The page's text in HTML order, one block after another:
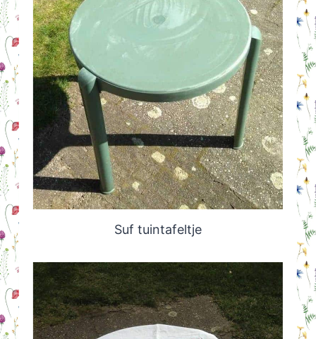
Suf tuintafeltje